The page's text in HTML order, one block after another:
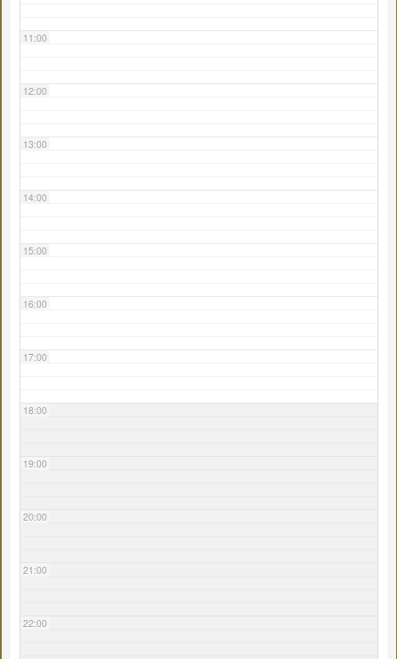
11:00
12:00
13:00
14:00
15:00
16:00
17:00
18:00
19:00
20:00
21:00
22:00